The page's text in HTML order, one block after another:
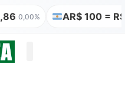
0,00% AR$ 100 = R$